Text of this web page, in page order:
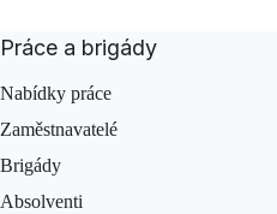
Práce a brigády
Nabídky práce
Zaměstnavatelé
Brigády
Absolventi